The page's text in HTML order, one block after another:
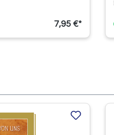
7,95 €*